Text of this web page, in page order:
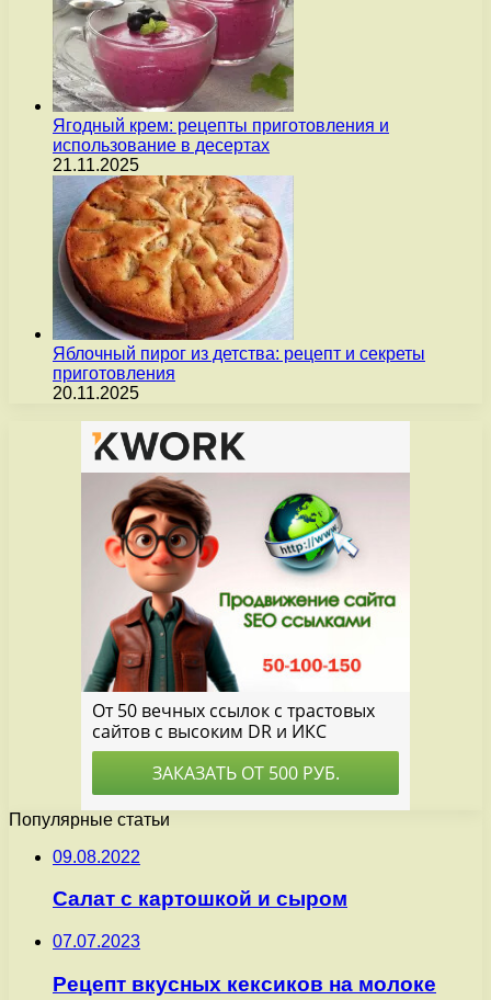
Ягодный крем: рецепты приготовления и
использование в десертах
21.11.2025
Яблочный пирог из детства: рецепт и секреты
приготовления
20.11.2025
Популярные статьи
09.08.2022
Салат с картошкой и сыром
07.07.2023
Рецепт вкусных кексиков на молоке